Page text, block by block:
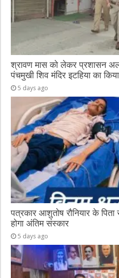
श्रावण मास को लेकर प्रशासन
पंचमुखी शिव मंदिर इटहिया का किया
5 days ago
पत्रकार आशुतोष रौनियार के पिता
होगा अंतिम संस्कार
5 days ago